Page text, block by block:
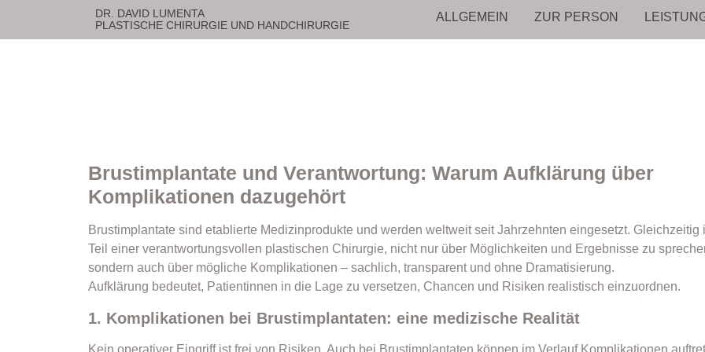
DR. DAVID LUMENTA
PLASTISCHE CHIRURGIE UND HANDCHIRURGIE
ALLGEMEIN ZUR PERSON
Brustimplantate und Verantwortung: Warum Aufklärung über
Komplikationen dazugehört
Brustimplantate sind etablierte Medizinprodukte und werden weltweit seit Jahrzehnten eingesetzt. Gleichzeitig
Teil einer verantwortungsvollen plastischen Chirurgie, nicht nur über Möglichkeiten und Ergebnisse zu
sondern auch über mögliche Komplikationen – sachlich, transparent und ohne Dramatisierung.
Aufklärung bedeutet, Patientinnen in die Lage zu versetzen, Chancen und Risiken realistisch einzuordnen.
1. Komplikationen bei Brustimplantaten: eine medizische Realität
Kein operativer Eingriff ist frei von Risiken. Auch bei Brustimplantaten können im Verlauf Komplikationen